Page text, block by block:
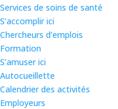
Services de soins de santé
S’accomplir ici
Chercheurs d’emplois
Formation
S’amuser ici
Autocueillette
Calendrier des activités
Employeurs